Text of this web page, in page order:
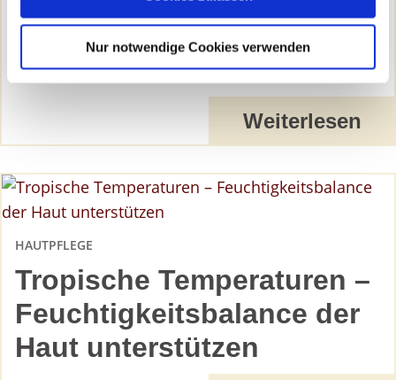
und wie wir personenbezogene Daten verarbeiten.
Sie können Ihre Einwilligung jederzeit von derCookie-
Nur notwendige Cookies verwenden
Flüssigkeitsverlust über
die Haut
Weiterlesen
Tropische Temperaturen –
Feuchtigkeitsbalance der
Haut unterstützen
HAUTPFLEGE